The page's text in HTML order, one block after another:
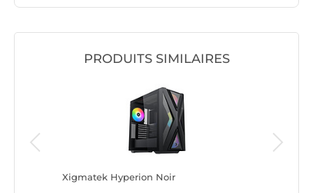
PRODUITS SIMILAIRES
Xigmatek Hyperion Noir